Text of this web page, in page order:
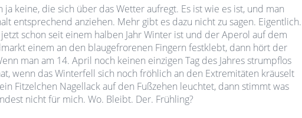
ja keine, die sich über das Wetter aufregt. Es ist wie es ist, und man
entsprechend anziehen. Mehr gibt es dazu nicht zu sagen. Eigentlich.
schon seit einem halben Jahr Winter ist und der Aperol auf dem
einem an den blaugefrorenen Fingern festklebt, dann hört der
man am 14. April noch keinen einzigen Tag des Jahres strumpflos
wenn das Winterfell sich noch fröhlich an den Extremitäten kräuselt
Fitzelchen Nagellack auf den Fußzehen leuchtet, dann stimmt was
nicht für mich. Wo. Bleibt. Der. Frühling?